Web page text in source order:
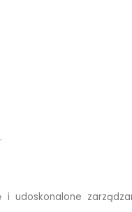
udoskonalone